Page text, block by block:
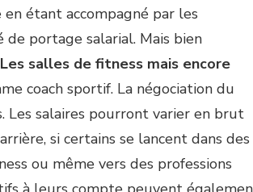
étant accompagné par les
de portage salarial. Mais bien
Les salles de fitness mais encore
coach sportif. La négociation du
Les salaires pourront varier en brut
si certains se lancent dans des
ou même vers des professions